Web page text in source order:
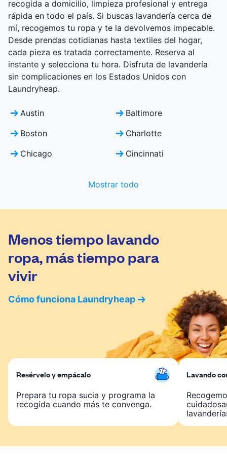
recogida a domicilio, limpieza profesional y entrega
rápida en todo el país. Si buscas lavandería cerca de
mí, recogemos tu ropa y te la devolvemos impecable.
Desde prendas cotidianas hasta textiles del hogar,
cada pieza es tratada correctamente. Reserva al
instante y selecciona tu hora. Disfruta de lavandería
sin complicaciones en los Estados Unidos con
Laundryheap.
Austin
Baltimore
Boston
Charlotte
Chicago
Cincinnati
Mostrar todo
Menos tiempo lavando
ropa, más tiempo para
vivir
Cómo funciona Laundryheap
Resérvelo y empácalo
Prepara tu ropa sucia y programa la
recogida cuando más te convenga.
Lavando